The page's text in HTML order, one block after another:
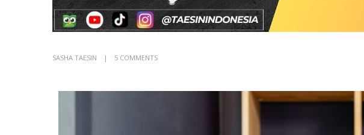
SASHA TAESIN 5 COMMENTS